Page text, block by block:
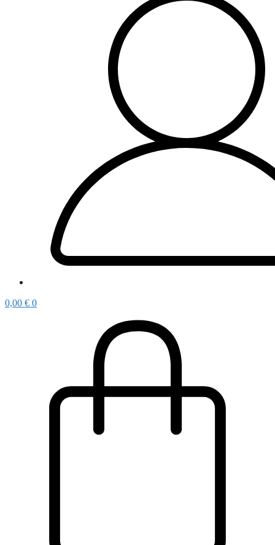
0,00 € 0